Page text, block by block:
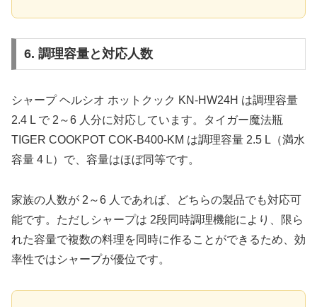
6. 調理容量と対応人数
シャープ ヘルシオ ホットクック KN-HW24H は調理容量
2.4 L で 2～6 人分に対応しています。タイガー魔法瓶
TIGER COOKPOT COK-B400-KM は調理容量 2.5 L（満水
容量 4 L）で、容量はほぼ同等です。
家族の人数が 2～6 人であれば、どちらの製品でも対応可
能です。ただしシャープは 2段同時調理機能により、限ら
れた容量で複数の料理を同時に作ることができるため、効
率性ではシャープが優位です。